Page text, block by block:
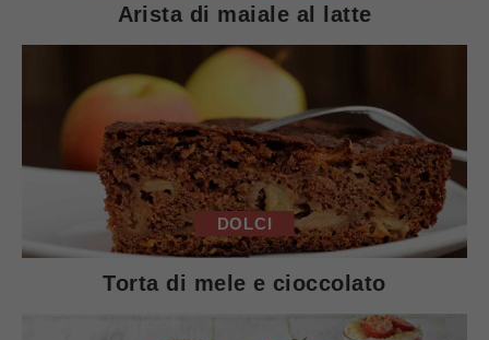
Arista di maiale al latte
DOLCI
Torta di mele e cioccolato